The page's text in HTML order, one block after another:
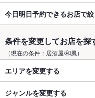
今日明日予約できるお店で
条件を変更してお店を探
（現在の条件：居酒屋/和風）
エリアを変更する
ジャンルを変更する